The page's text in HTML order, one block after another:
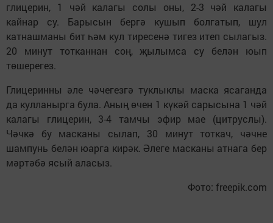
глицерин, 1 чәй калагы солы оны, 2-3 чәй калагы
кайнар су. Барысын бергә кушып болгатып, шул
катнашманы бит һәм кул тиресенә тигез итеп сылагыз.
20 минут тотканнан соң, җылымса су белән юып
төшерегез.
Глицеринны әле чәчегезгә туклыклы маска ясаганда
да кулланырга була. Аның өчен 1 күкәй сарысына 1 чәй
калагы глицерин, 3-4 тамчы эфир мае (цитруслы).
Чәчкә бу масканы сылап, 30 минут тоткач, чәчне
шампунь белән юарга кирәк. Әлеге масканы атнага бер
мәртәбә ясый аласыз.
Фото: freepik.com